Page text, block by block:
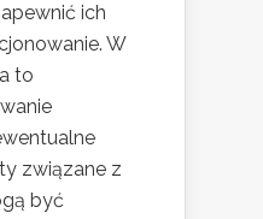
ich
W
to
związane z
być